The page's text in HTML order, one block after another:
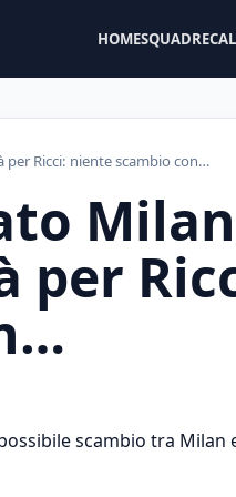
HOMESQUADRE
Ricci: niente scambio con…
per
scambio tra Milan